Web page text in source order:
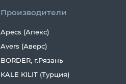
Производители
Apecs (Апекс)
Avers (Аверс)
BORDER, г.Рязань
KALE KILIT (Турция)